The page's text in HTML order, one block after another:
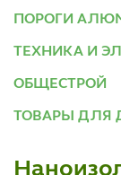
ПОРОГИ
ТЕХНИКА И
ОБЩЕСТРОЙ
ТОВАРЫ ДЛЯ